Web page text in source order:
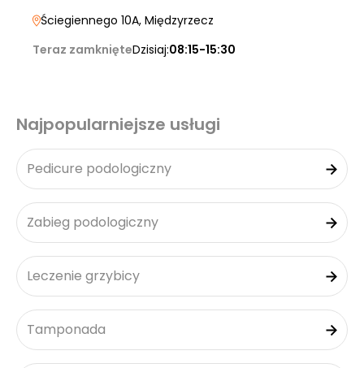
Ściegiennego 10A, Międzyrzecz
Teraz zamknięteDzisiaj:08:15-15:30
Najpopularniejsze usługi
Pedicure podologiczny
Zabieg podologiczny
Leczenie grzybicy
Tamponada